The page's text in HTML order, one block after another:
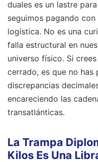
duales es un lastre
seguimos pagando
logística. No es una
falla estructural en
universo físico. Si
cerrado, es que no
discrepancias
encareciendo las
transatlánticas.
La Trampa
Kilos Es Una